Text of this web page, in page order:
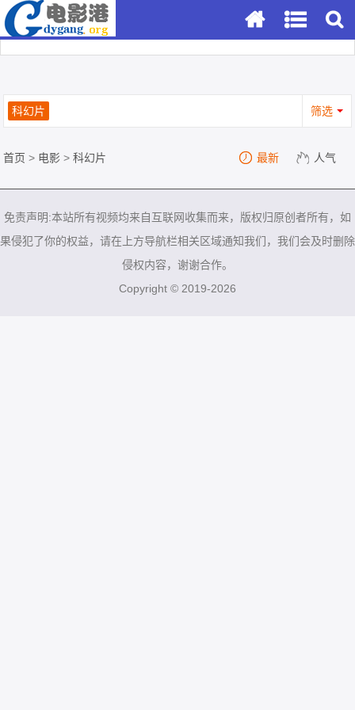
科幻片 筛选
首页 > 电影 >科幻片 最新 人气
免责声明:本站所有视频均来自互联网收集而来，版权归原创者所有，如
果侵犯了你的权益，请在上方导航栏相关区域通知我们，我们会及时删除
侵权内容，谢谢合作。
Copyright © 2019-2026